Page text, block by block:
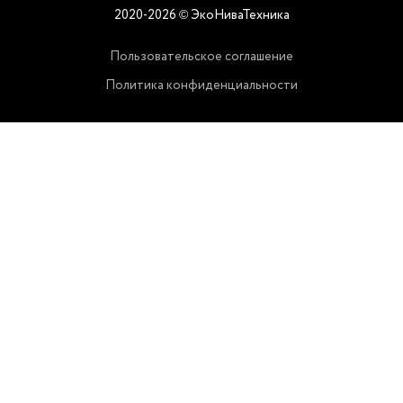
2020-2026 ©ЭкоНиваТехника
Пользовательское соглашение
Политика конфиденциальности